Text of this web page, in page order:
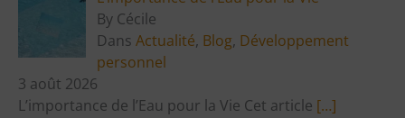
By Cécile
Dans Actualité, Blog, Développement
personnel
3 août 2026
L’importance de l’Eau pour la Vie Cet article […]